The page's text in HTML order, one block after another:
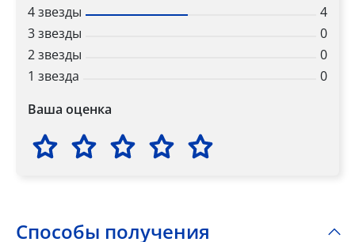
4 звезды
4
3 звезды
0
2 звезды
0
1 звезда
0
Ваша оценка
Способы получения